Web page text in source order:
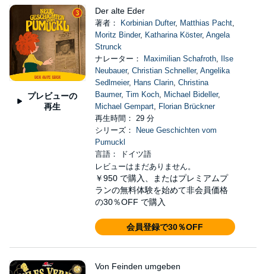
プレビューの
再生
Der alte Eder
著者： Korbinian Dufter, Matthias Pacht,
Moritz Binder, Katharina Köster, Angela
Strunck
ナレーター：
Maximilian Schafroth,
Ilse
Neubauer, Christian Schneller, Angelika
Sedlmeier, Hans Clarin, Christina
Baumer, Tim Koch, Michael Bideller,
Michael Gempart, Florian Brückner
再生時間： 29 分
シリーズ：
Neue Geschichten vom
Pumuckl
言語： ドイツ語
レビューはまだありません。
￥950 で購入、またはプレミアムプ
ランの無料体験を始めて非会員価格
の30％OFF で購入
会員登録で30％OFF
Von Feinden umgeben